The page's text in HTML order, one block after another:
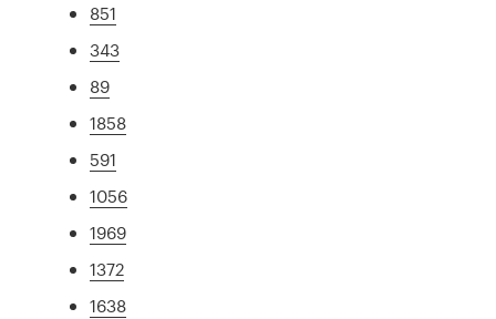
851
343
89
1858
591
1056
1969
1372
1638